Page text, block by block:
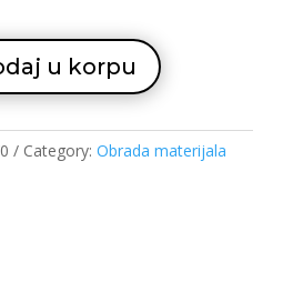
u korpu
Category: Obrada materijala